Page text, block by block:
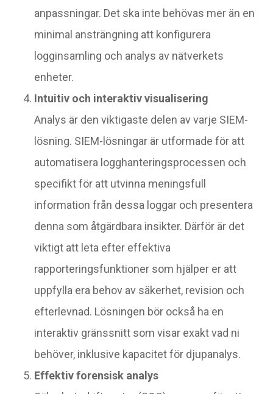
anpassningar. Det ska inte behövas mer än en
minimal ansträngning att konfigurera
logginsamling och analys av nätverkets
enheter.
Intuitiv och interaktiv visualisering
Analys är den viktigaste delen av varje SIEM-
lösning. SIEM-lösningar är utformade för att
automatisera logghanteringsprocessen och
specifikt för att utvinna meningsfull
information från dessa loggar och presentera
denna som åtgärdbara insikter. Därför är det
viktigt att leta efter effektiva
rapporteringsfunktioner som hjälper er att
uppfylla era behov av säkerhet, revision och
efterlevnad. Lösningen bör också ha en
interaktiv gränssnitt som visar exakt vad ni
behöver, inklusive kapacitet för djupanalys.
Effektiv forensisk analys